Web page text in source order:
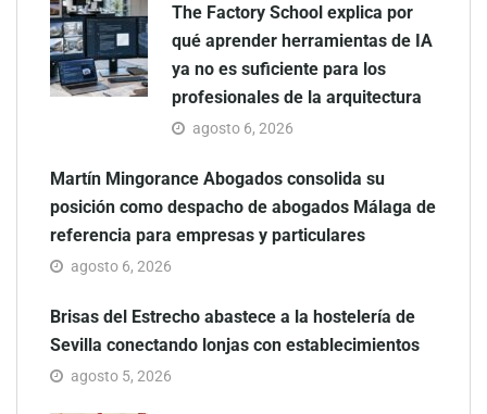
The Factory School explica por
qué aprender herramientas de IA
ya no es suficiente para los
profesionales de la arquitectura
agosto 6, 2026
Martín Mingorance Abogados consolida su
posición como despacho de abogados Málaga de
referencia para empresas y particulares
agosto 6, 2026
Brisas del Estrecho abastece a la hostelería de
Sevilla conectando lonjas con establecimientos
agosto 5, 2026